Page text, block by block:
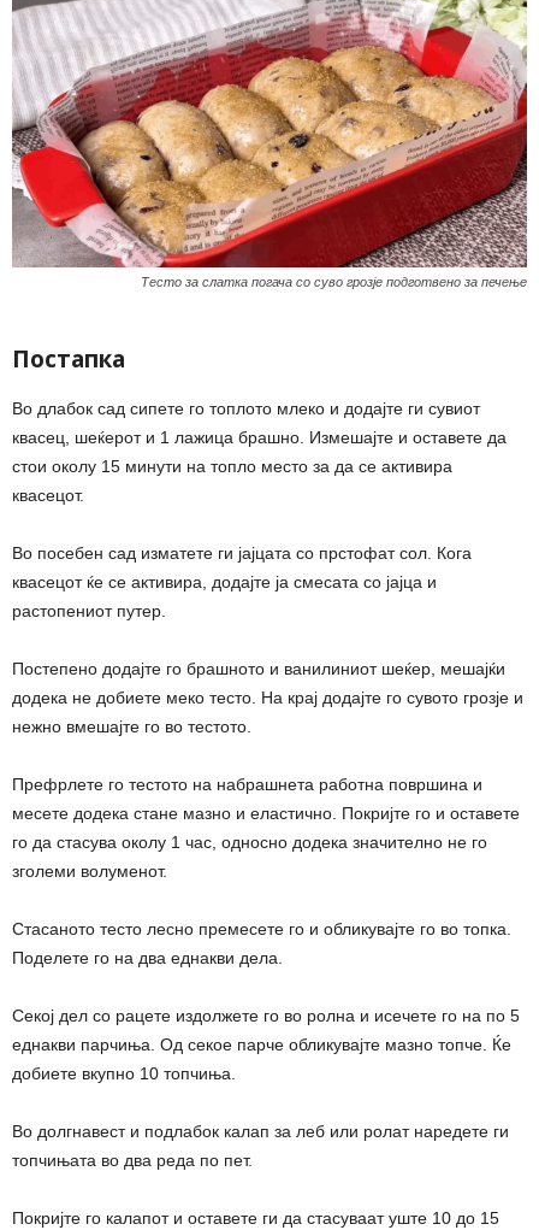
Тесто за слатка погача со суво грозје подготвено за печење
Постапка
Во длабок сад сипете го топлото млеко и додајте ги сувиот
квасец, шеќерот и 1 лажица брашно. Измешајте и оставете да
стои околу 15 минути на топло место за да се активира
квасецот.
Во посебен сад изматете ги јајцата со прстофат сол. Кога
квасецот ќе се активира, додајте ја смесата со јајца и
растопениот путер.
Постепено додајте го брашното и ванилиниот шеќер, мешајќи
додека не добиете меко тесто. На крај додајте го сувото грозје и
нежно вмешајте го во тестото.
Префрлете го тестото на набрашнета работна површина и
месете додека стане мазно и еластично. Покријте го и оставете
го да стасува околу 1 час, односно додека значително не го
зголеми волуменот.
Стасаното тесто лесно премесете го и обликувајте го во топка.
Поделете го на два еднакви дела.
Секој дел со рацете издолжете го во ролна и исечете го на по 5
еднакви парчиња. Од секое парче обликувајте мазно топче. Ќе
добиете вкупно 10 топчиња.
Во долгнавест и подлабок калап за леб или ролат наредете ги
топчињата во два реда по пет.
Покријте го калапот и оставете ги да стасуваат уште 10 до 15